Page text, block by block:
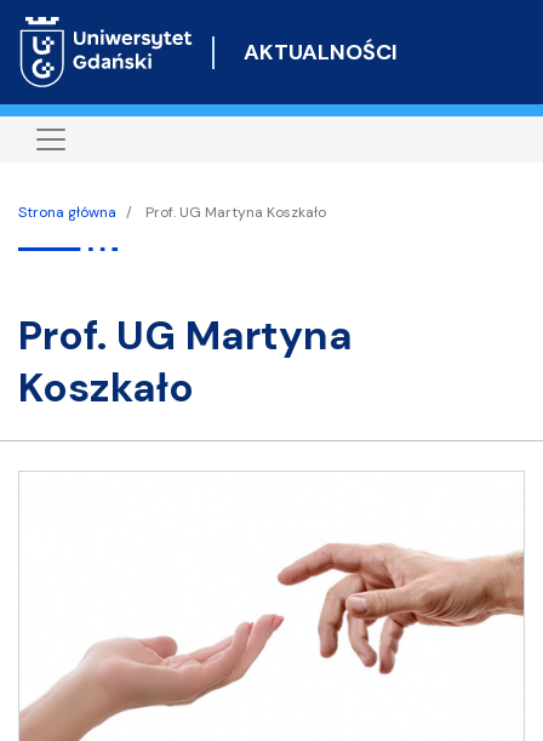
do
AKTUALNOŚCI
Strona główna Prof. UG Martyna Koszkało
prof. UG Martyna
Koszkało